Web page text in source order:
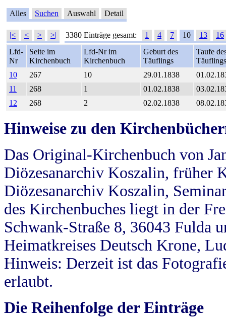
Alles Suchen Auswahl Detail
|< < > >| 3380 Einträge gesamt: 1 4 7 10 13
16
Lfd-
Nr
Seite im
Kirchenbuch
Lfd-Nr im
Kirchenbuch
Geburt des
Täuflings
Taufe
Täuflings
10
267 10 29.01.1838
11
268 1 01.02.1838
12
268 2 02.02.1838
Hinweise zu den
Das Original-Kirchenbuch von
Diözesanarchiv Koszalin, früher
Diözesanarchiv Koszalin,
des Kirchenbuches liegt in der
Schwank-Straße 8, 36043 Fulda
Heimatkreises Deutsch Krone,
Hinweis: Derzeit ist das
erlaubt.
Die Reihenfolge der Einträge